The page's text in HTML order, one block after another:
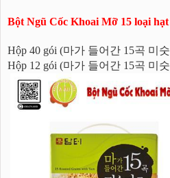
Bột Ngũ Cốc Khoai Mỡ 15 loại
Hộp 40 gói (마가 들어간 15곡 미
Hộp 12 gói (마가 들어간 15곡 미